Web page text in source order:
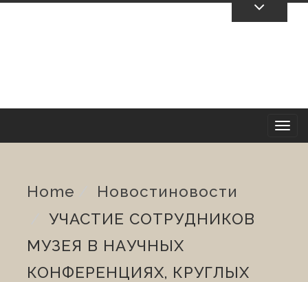
T
Home НовостиНовости
УЧАСТИЕ СОТРУДНИКОВ
МУЗЕЯ В НАУЧНЫХ
КОНФЕРЕНЦИЯХ, КРУГЛЫХ